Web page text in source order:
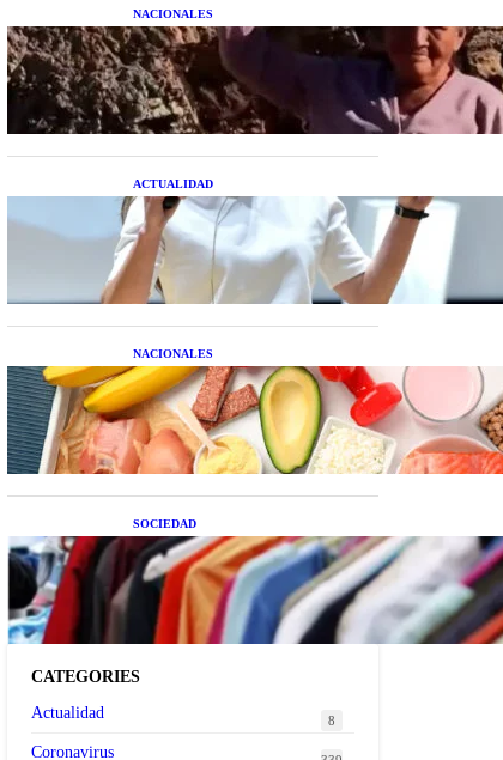
NACIONALES
Una mujer asegura haber
peleado con un extraterrestre
cuerpo a cuerpo
ACTUALIDAD
La startup creada por una
salteña que busca resolver el
estrés financiero en
Latinoamérica
NACIONALES
Nutrición inteligente: Cinco
superalimentos de temporada
que deberías sumar a tu dieta
este mes
SOCIEDAD
Las grandes marcas globales
se suman a la tendencia de la
ropa de segunda mano
premium
CATEGORIES
Actualidad
8
Coronavirus